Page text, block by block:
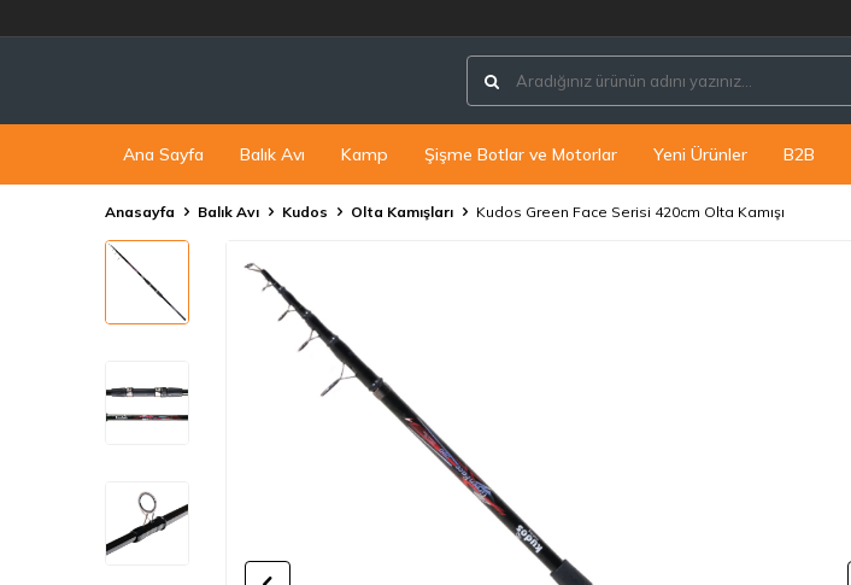
Ana Sayfa Balık Avı Kamp Şişme Botlar ve Motorlar Yeni Ürünler B2B
Anasayfa Balık Avı Kudos Olta Kamışları Kudos Green Face Serisi 420cm Olta Kamışı